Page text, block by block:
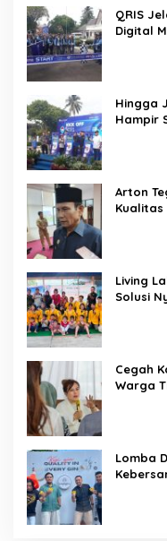
QRIS
Digital
Hingga
Hampir
Arton
Kualitas
Living
Solusi
Cegah
Warga
Lomba